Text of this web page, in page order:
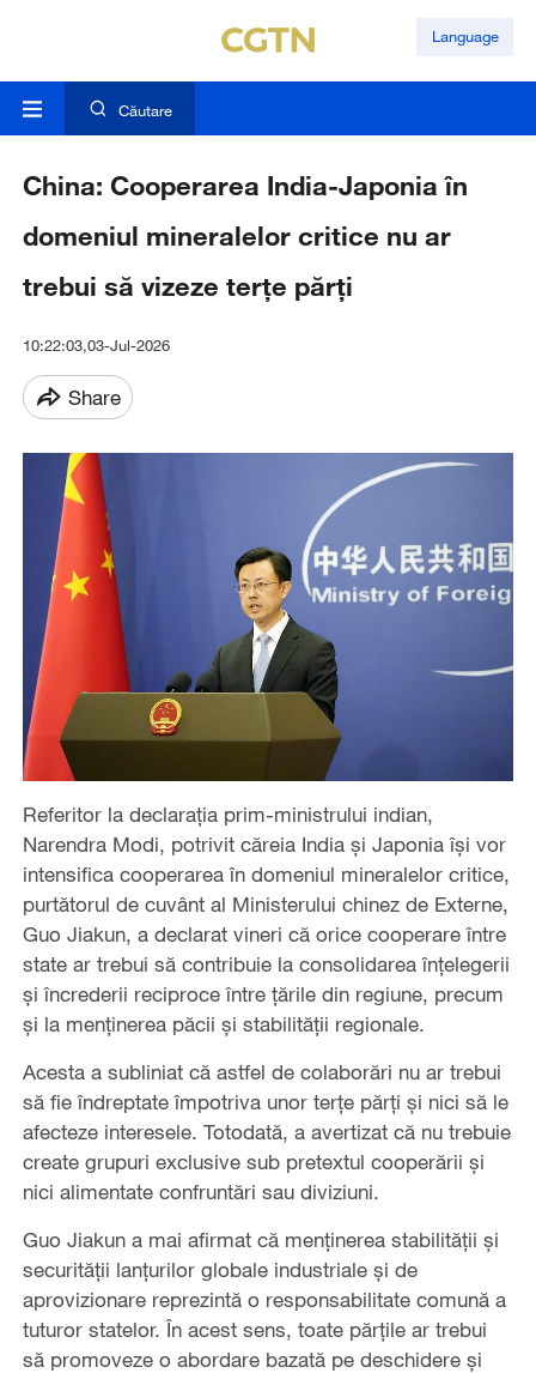
Language
Căutare
China: Cooperarea India-Japonia în
domeniul mineralelor critice nu ar
trebui să vizeze terțe părți
10:22:03,03-Jul-2026
Share
Referitor la declarația prim-ministrului indian,
Narendra Modi, potrivit căreia India și Japonia își vor
intensifica cooperarea în domeniul mineralelor critice,
purtătorul de cuvânt al Ministerului chinez de Externe,
Guo Jiakun, a declarat vineri că orice cooperare între
state ar trebui să contribuie la consolidarea înțelegerii
și încrederii reciproce între țările din regiune, precum
și la menținerea păcii și stabilității regionale.
Acesta a subliniat că astfel de colaborări nu ar trebui
să fie îndreptate împotriva unor terțe părți și nici să le
afecteze interesele. Totodată, a avertizat că nu trebuie
create grupuri exclusive sub pretextul cooperării și
nici alimentate confruntări sau diviziuni.
Guo Jiakun a mai afirmat că menținerea stabilității și
securității lanțurilor globale industriale și de
aprovizionare reprezintă o responsabilitate comună a
tuturor statelor. În acest sens, toate părțile ar trebui
să promoveze o abordare bazată pe deschidere și